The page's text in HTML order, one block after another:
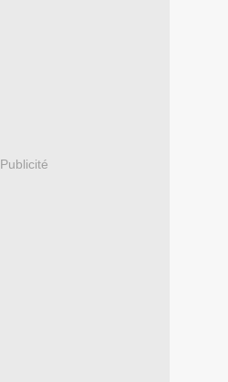
Publicité